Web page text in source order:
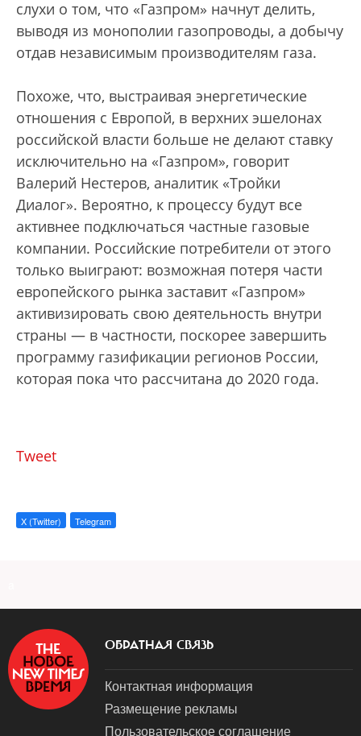
слухи о том, что «Газпром» начнут делить,
выводя из монополии газопроводы, а добычу
отдав независимым производителям газа.
Похоже, что, выстраивая энергетические
отношения с Европой, в верхних эшелонах
российской власти больше не делают ставку
исключительно на «Газпром», говорит
Валерий Нестеров, аналитик «Тройки
Диалог». Вероятно, к процессу будут все
активнее подключаться частные газовые
компании. Российские потребители от этого
только выиграют: возможная потеря части
европейского рынка заставит «Газпром»
активизировать свою деятельность внутри
страны — в частности, поскорее завершить
программу газификации регионов России,
которая пока что рассчитана до 2020 года.
Tweet
X (Twitter) Telegram
ОБРАТНАЯ СВЯЗЬ
Контактная информация
Размещение рекламы
Пользовательское соглашение